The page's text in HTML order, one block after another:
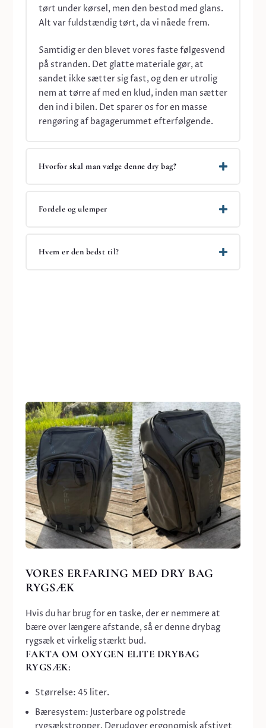
tørt under kørsel, men den bestod med glans.
Alt var fuldstændig tørt, da vi nåede frem.
Samtidig er den blevet vores faste følgesvend
på stranden. Det glatte materiale gør, at
sandet ikke sætter sig fast, og den er utrolig
nem at tørre af med en klud, inden man sætter
den ind i bilen. Det sparer os for en masse
rengøring af bagagerummet efterfølgende.
Hvorfor skal man vælge denne dry bag?
Fordele og ulemper
Hvem er den bedst til?
VORES ERFARING MED DRY BAG
RYGSÆK
Hvis du har brug for en taske, der er nemmere at
bære over længere afstande, så er denne drybag
rygsæket virkelig stærkt bud.
FAKTA OM OXYGEN ELITE DRYBAG
RYGSÆK:
Størrelse: 45 liter.
Bæresystem: Justerbare og polstrede